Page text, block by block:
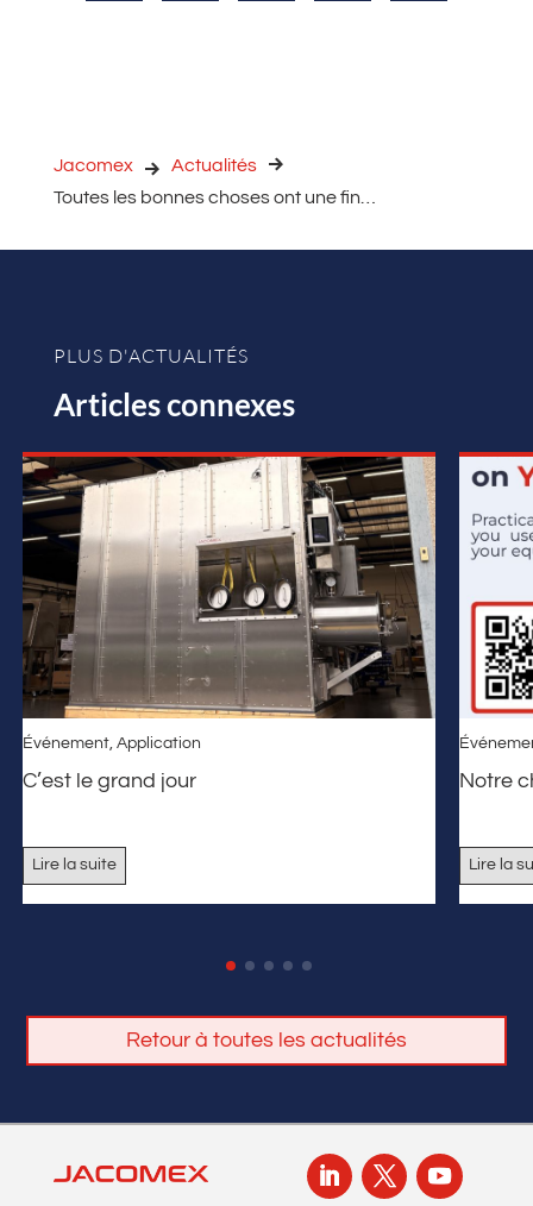
Jacomex
Actualités
Toutes les bonnes choses ont une fin…
PLUS D'ACTUALITÉS
Articles connexes
Événement ,Application
C’est le grand jour
Lire la suite
Notre
Lire la
Retour à toutes les actualités